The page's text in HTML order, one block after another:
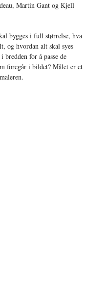
Martin Gant og Kjell
bygges i full størrelse, hva
og hvordan alt skal syes
for å passe de
foregår i bildet? Målet er et